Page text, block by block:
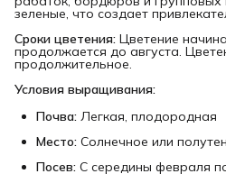
зеленые, что создает
Сроки цветения: Цветение
продолжается до августа.
продолжительное.
Условия выращивания:
Почва: Легкая, плодородная
Место: Солнечное или
Посев: С середины февраля